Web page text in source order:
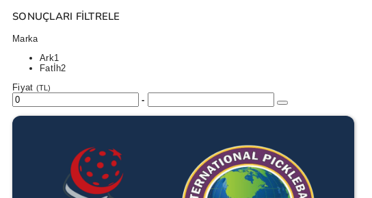
SONUÇLARI FILTRELE
Marka
Ark1
Fatİh2
Fiyat (TL)
-